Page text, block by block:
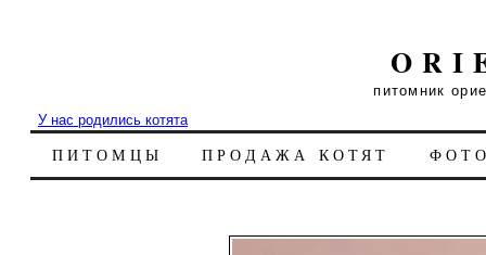
питомник
У нас родились котята
ПИТОМЦЫ ПРОДАЖА КОТЯТ